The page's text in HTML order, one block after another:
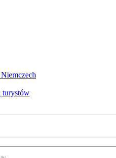
turystów